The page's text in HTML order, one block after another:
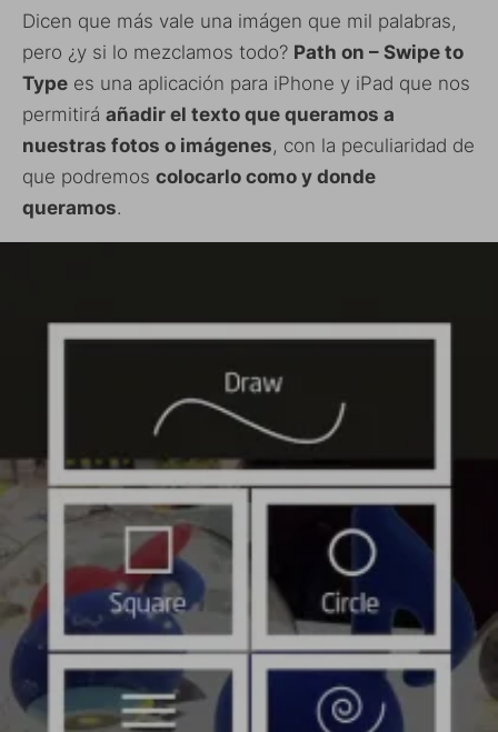
Dicen que más vale una imágen que mil palabras,
pero ¿y si lo mezclamos todo? Path on – Swipe to
Type es una aplicación para iPhone y iPad que nos
permitirá añadir el texto que queramos a
nuestras fotos o imágenes, con la peculiaridad de
que podremos colocarlo como y donde
queramos.